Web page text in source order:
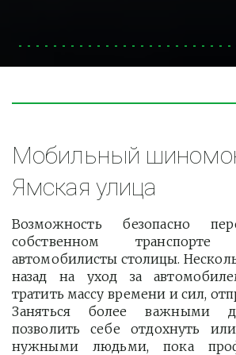
Мобильный
Ямская улица
Возможность безопасно
собственном
автомобилисты столицы.
назад на уход за
тратить массу времени и сил,
Заняться более важными
позволить себе отдохнуть
нужными людьми, пока